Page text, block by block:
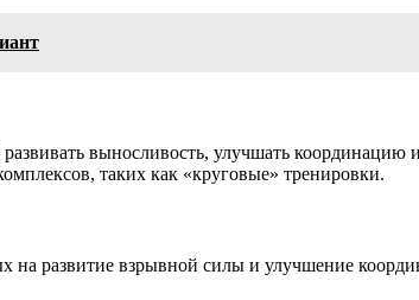
выносливость, улучшать
таких как «круговые» тренировки.
на развитие взрывной силы и улучшение